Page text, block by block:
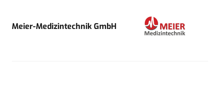
Meier-Medizintechnik GmbH